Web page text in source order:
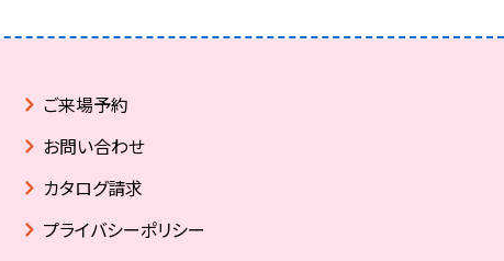
ご来場予約
お問い合わせ
カタログ請求
プライバシーポリシー